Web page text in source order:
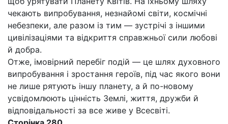
чекають випробування, незнайомі світи, космічні
небезпеки, але разом із тим — зустрічі з іншими
цивілізаціями та відкриття справжньої сили любові
й добра.
Отже, імовірний перебіг подій — це шлях духовного
випробування і зростання героїв, під час якого вони
не лише рятують іншу планету, а й по-новому
усвідомлюють цінність Землі, життя, дружби й
відповідальності за все живе у Всесвіті.